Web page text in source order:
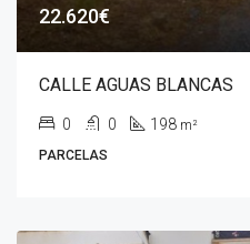
22.620€
CALLE AGUAS BLANCAS
0 0 198 m²
PARCELAS